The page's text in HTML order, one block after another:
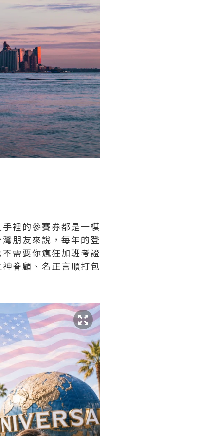
裡的參賽券都是一模
朋友來說，每年的登
需要你瘋狂加班考證
眷顧、名正言順打包